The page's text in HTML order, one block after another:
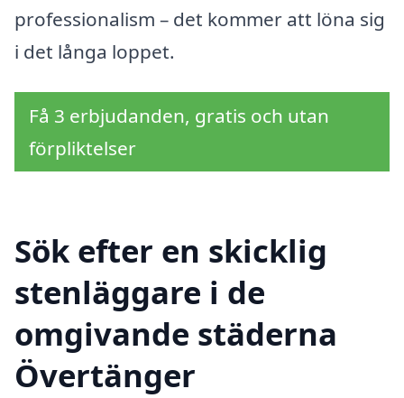
professionalism – det kommer att löna sig
i det långa loppet.
Få 3 erbjudanden, gratis och utan
förpliktelser
Sök efter en skicklig
stenläggare i de
omgivande städerna
Övertänger